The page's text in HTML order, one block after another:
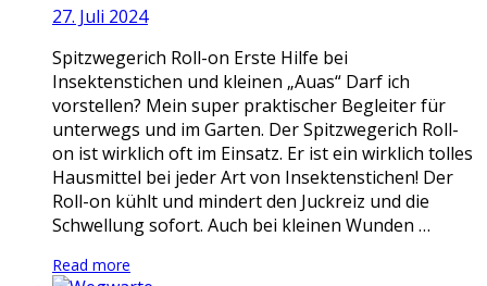
27. Juli 2024
Spitzwegerich Roll-on Erste Hilfe bei
Insektenstichen und kleinen „Auas“ Darf ich
vorstellen? Mein super praktischer Begleiter für
unterwegs und im Garten. Der Spitzwegerich Roll-
on ist wirklich oft im Einsatz. Er ist ein wirklich tolles
Hausmittel bei jeder Art von Insektenstichen! Der
Roll-on kühlt und mindert den Juckreiz und die
Schwellung sofort. Auch bei kleinen Wunden …
Read more